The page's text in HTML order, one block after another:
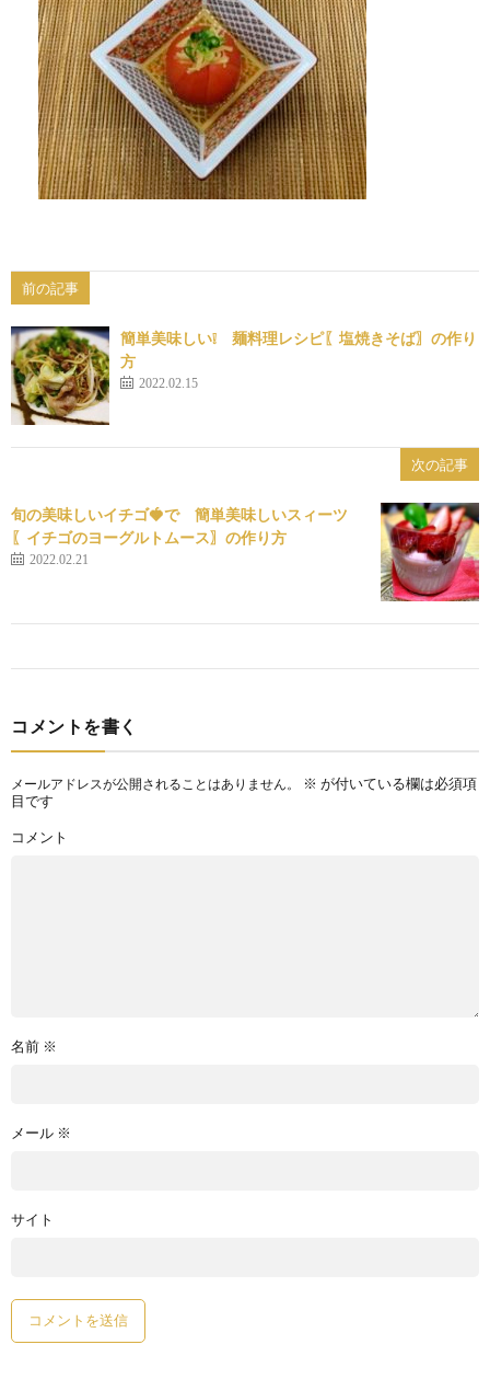
前の記事
簡単美味しい❕ 麺料理レシピ〖塩焼きそば〗の作り
方
2022.02.15
次の記事
旬の美味しいイチゴ🍓で 簡単美味しいスィーツ
〖イチゴのヨーグルトムース〗の作り方
2022.02.21
コメントを書く
メールアドレスが公開されることはありません。 ※ が付いている欄は必須項
目です
コメント
名前 ※
メール ※
サイト